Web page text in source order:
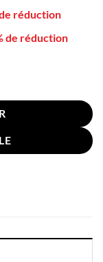
réduction
de réduction